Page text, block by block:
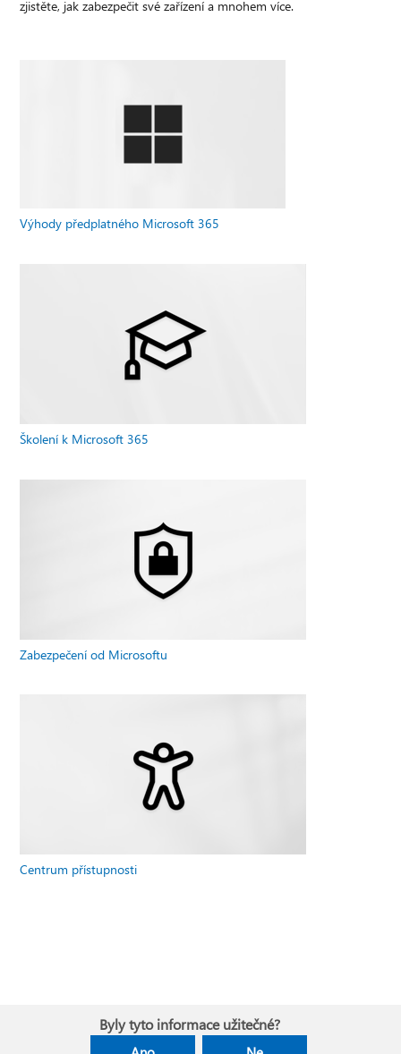
zjistěte, jak zabezpečit své zařízení a mnohem více.
Výhody předplatného Microsoft 365
Školení k Microsoft 365
Zabezpečení od Microsoftu
Centrum přístupnosti
Byly tyto informace užitečné?